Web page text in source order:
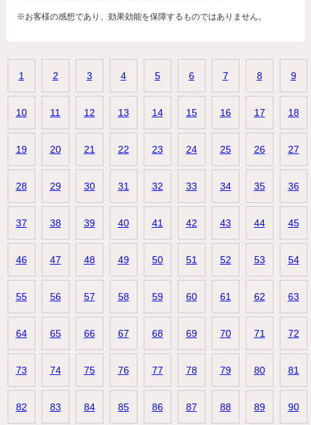
※お客様の感想であり、効果効能を保障するものではありません。
1 2 3 4 5 6 7 8 9
10 11 12 13 14 15 16 17 18
19 20 21 22 23 24 25 26 27
28 29 30 31 32 33 34 35 36
37 38 39 40 41 42 43 44 45
46 47 48 49 50 51 52 53 54
55 56 57 58 59 60 61 62 63
64 65 66 67 68 69 70 71 72
73 74 75 76 77 78 79 80 81
82 83 84 85 86 87 88 89 90